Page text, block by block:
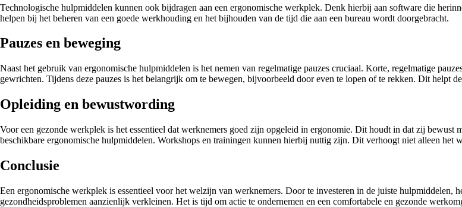
Technologische hulpmiddelen kunnen ook bijdragen aan een ergonomische werkplek. Denk hierbij aan software die
helpen bij het beheren van een goede werkhouding en het bijhouden van de tijd die aan een bureau wordt doorgebracht.
Pauzes en beweging
Naast het gebruik van ergonomische hulpmiddelen is het nemen van regelmatige pauzes cruciaal. Korte, regelmatige
gewrichten. Tijdens deze pauzes is het belangrijk om te bewegen, bijvoorbeeld door even te lopen of te rekken. Dit helpt
Opleiding en bewustwording
Voor een gezonde werkplek is het essentieel dat werknemers goed zijn opgeleid in ergonomie. Dit houdt in dat zij
beschikbare ergonomische hulpmiddelen. Workshops en trainingen kunnen hierbij nuttig zijn. Dit verhoogt niet alleen
Conclusie
Een ergonomische werkplek is essentieel voor het welzijn van werknemers. Door te investeren in de juiste hulpmiddelen,
gezondheidsproblemen aanzienlijk verkleinen. Het is tijd om actie te ondernemen en een comfortabele en gezonde